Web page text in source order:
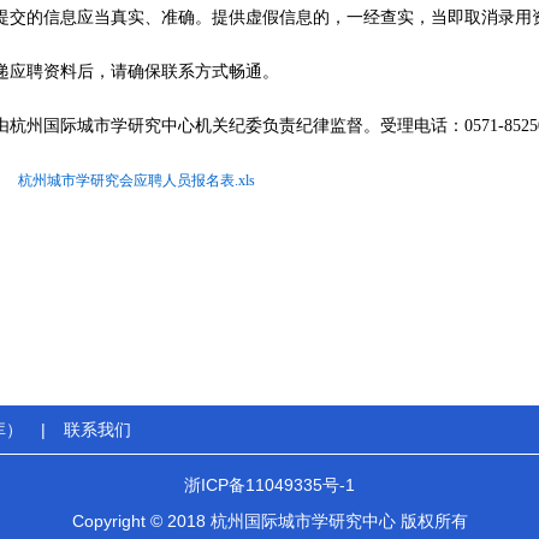
交的信息应当真实、准确。提供虚假信息的，一经查实，当即取消录
应聘资料后，请确保联系方式畅通。
杭州国际城市学研究中心机关纪委负责纪律监督。受理电话：0571-
杭州城市学研究会应聘人员报名表.xls
| 联系我们
浙ICP备11049335号-1
Copyright © 2018 杭州国际城市学研究中心 版权所有